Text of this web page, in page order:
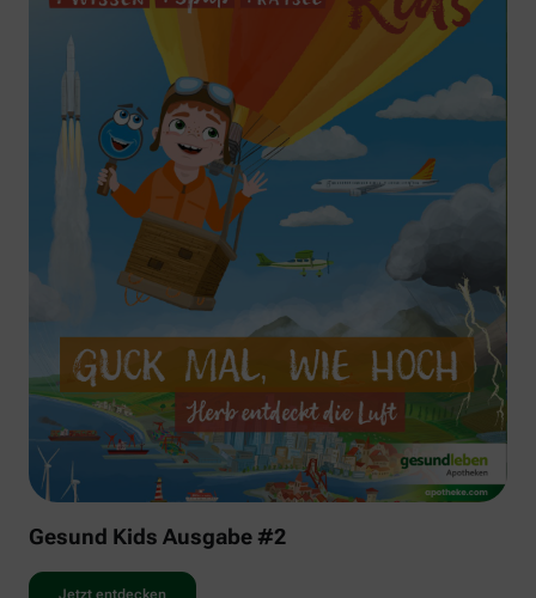
Gesund Kids Ausgabe #2